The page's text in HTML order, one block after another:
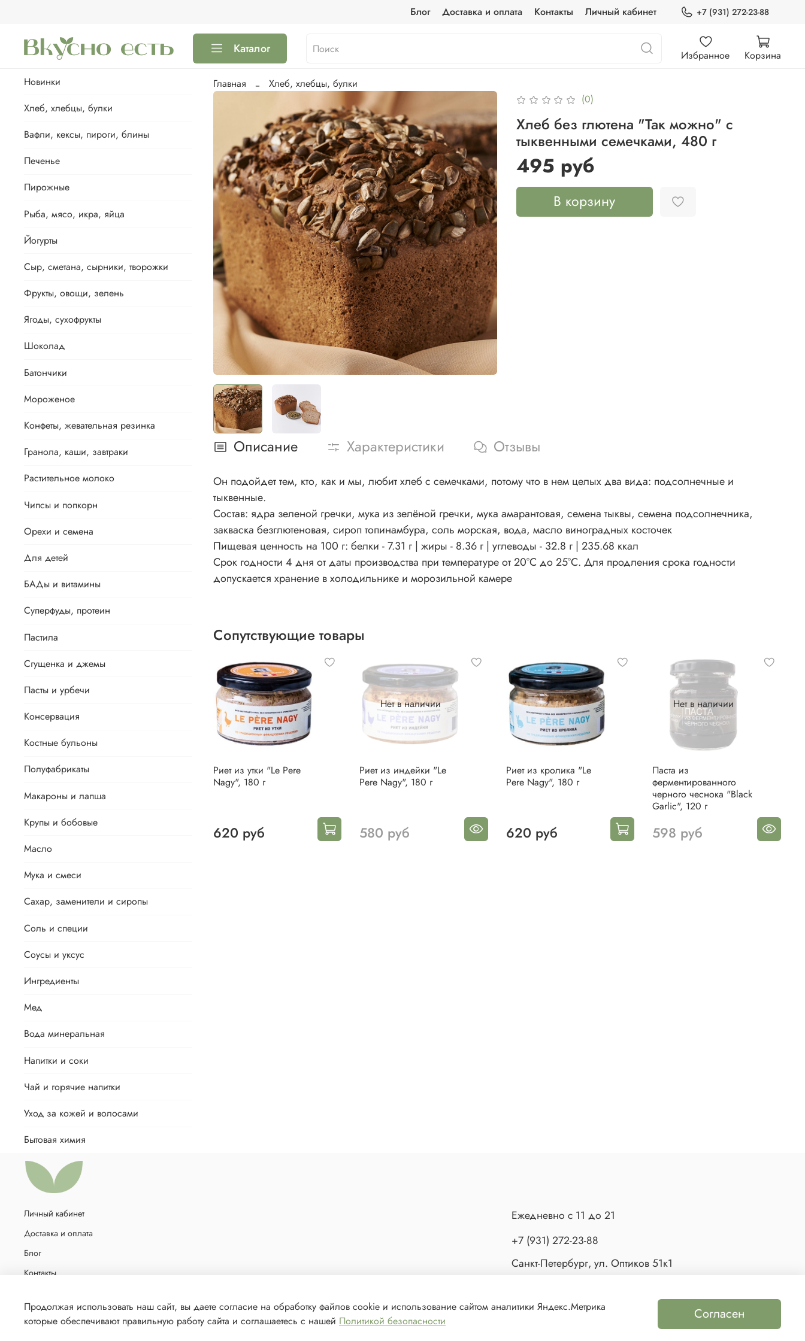
Блог Доставка и оплата Контакты Личный кабинет +7 (931) 272-23-88
Каталог Избранное Корзина
Главная
Хлеб, хлебцы, булки
(0)
Хлеб без глютена "Так можно" с
тыквенными семечками, 480 г
495 руб
В корзину
Описание Характеристики Отзывы
Он подойдет тем, кто, как и мы, любит хлеб с семечками, потому что в нем целых два вида: подсолнечные и
тыквенные.
Состав: ядра зеленой гречки, мука из зелёной гречки, мука амарантовая, семена тыквы, семена подсолнечника,
закваска безглютеновая, сироп топинамбура, соль морская, вода, масло виноградных косточек
Пищевая ценность на 100 г: белки - 7.31 г | жиры - 8.36 г | углеводы - 32.8 г | 235.68 ккал
Срок годности 4 дня от даты производства при температуре от 20°С до 25°С. Для продления срока годности
допускается хранение в холодильнике и морозильной камере
Сопутствующие товары
Риет из утки "Le Pere
Nagy", 180 г
620 руб
Нет в наличии
Риет из индейки "Le
Pere Nagy", 180 г
580 руб
Риет из кролика "Le
Pere Nagy", 180 г
620 руб
Нет в наличии
Паста из
ферментированного
черного чеснока "Black
Garlic", 120 г
598 руб
Новинки
Хлеб, хлебцы, булки
Вафли, кексы, пироги, блины
Печенье
Пирожные
Рыба, мясо, икра, яйца
Йогурты
Сыр, сметана, сырники, творожки
Фрукты, овощи, зелень
Ягоды, сухофрукты
Шоколад
Батончики
Мороженое
Конфеты, жевательная резинка
Гранола, каши, завтраки
Растительное молоко
Чипсы и попкорн
Орехи и семена
Для детей
БАДы и витамины
Суперфуды, протеин
Пастила
Сгущенка и джемы
Пасты и урбечи
Консервация
Костные бульоны
Полуфабрикаты
Макароны и лапша
Крупы и бобовые
Масло
Мука и смеси
Сахар, заменители и сиропы
Соль и специи
Соусы и уксус
Ингредиенты
Мед
Вода минеральная
Напитки и соки
Чай и горячие напитки
Уход за кожей и волосами
Бытовая химия
Личный кабинет
Доставка и оплата
Блог
Контакты
Ежедневно с 11 до 21
+7 (931) 272-23-88
Санкт-Петербург, ул. Оптиков 51к1
Продолжая использовать наш сайт, вы даете согласие на обработку файлов cookie и использование сайтом аналитики Яндекс.Метрика
которые обеспечивают правильную работу сайта и соглашаетесь с нашей Политикой безопасности Согласен